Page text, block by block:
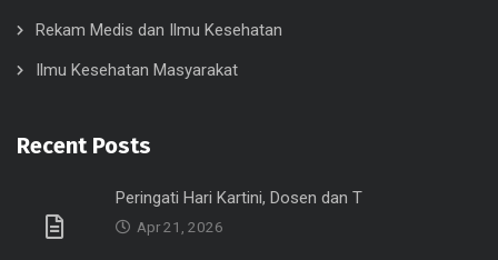
Rekam Medis dan Ilmu Kesehatan
Ilmu Kesehatan Masyarakat
Recent Posts
Peringati Hari Kartini, Dosen dan T
Apr 21, 2026